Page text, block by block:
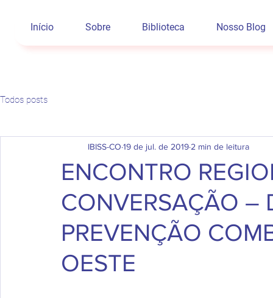
Início Sobre Biblioteca Nosso Blog
Todos posts
ENCONTRO
CONVERSAÇÃO –
PREVENÇÃO
OESTE
IBISS-CO 19 de jul. de 2019 2 min de leitura